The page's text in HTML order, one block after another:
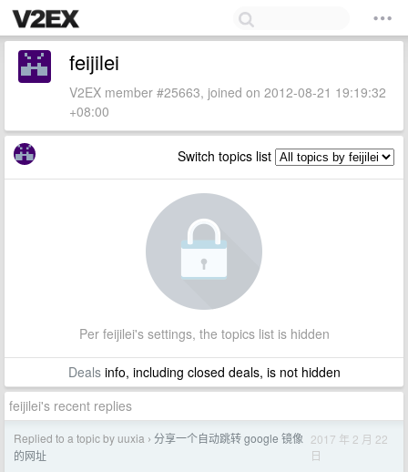
feijilei
V2EX member #25663, joined on 2012-08-21 19:19:32
+08:00
Switch topics list
Per feijilei's settings, the topics list is hidden
Dealsinfo, including closed deals, is not hidden
feijilei's recent replies
Replied to a topic by uuxia › 分享一个自动跳转 google 镜像
的网址
2017 年 2 月 22
日